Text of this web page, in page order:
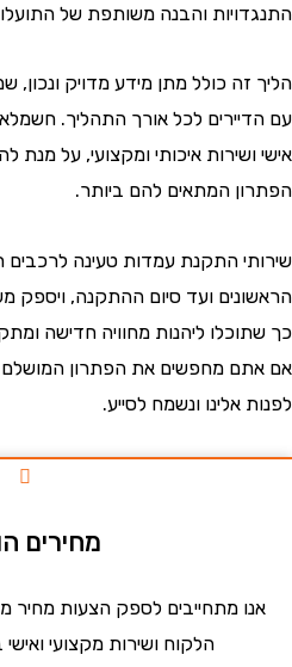
והבנה משותפת של התועלות.
כולל מתן מידע מדויק ונכון,
לכל אורך התהליך. חשמלאי
איכותי ומקצועי, על מנת
המתאים להם ביותר.
התקנת עמדות טעינה לרכבים
ועד סיום ההתקנה, ויספק מערך
ליהנות מחוויה חדישה
מחפשים את הפתרון המושלם
אלינו ונשמח לסייע.
מחירים
מתחייבים לספק הצעות מחיר
הלקוח ושירות מקצועי ואישי